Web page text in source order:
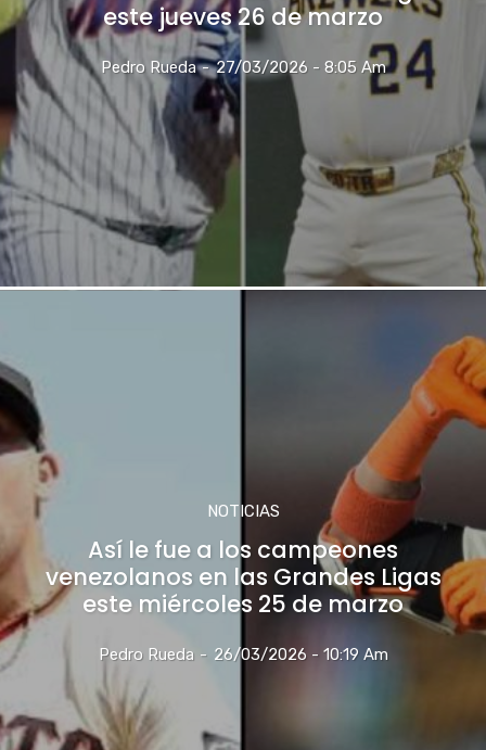
este jueves 26 de marzo
Pedro Rueda - 27/03/2026 - 8:05 Am
NOTICIAS
Así le fue a los campeones
venezolanos en las Grandes Ligas
este miércoles 25 de marzo
Pedro Rueda - 26/03/2026 - 10:19 Am